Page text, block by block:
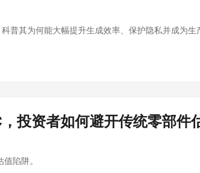
普其为何能大幅提升生成效率、保护隐私并成为生
投资者如何避开传统零部件
陷阱。